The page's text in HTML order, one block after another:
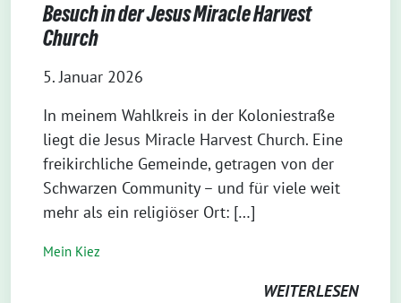
Besuch in der Jesus Miracle Harvest
Church
5. Januar 2026
In meinem Wahlkreis in der Koloniestraße
liegt die Jesus Miracle Harvest Church. Eine
freikirchliche Gemeinde, getragen von der
Schwarzen Community – und für viele weit
mehr als ein religiöser Ort: […]
Mein Kiez
WEITERLESEN